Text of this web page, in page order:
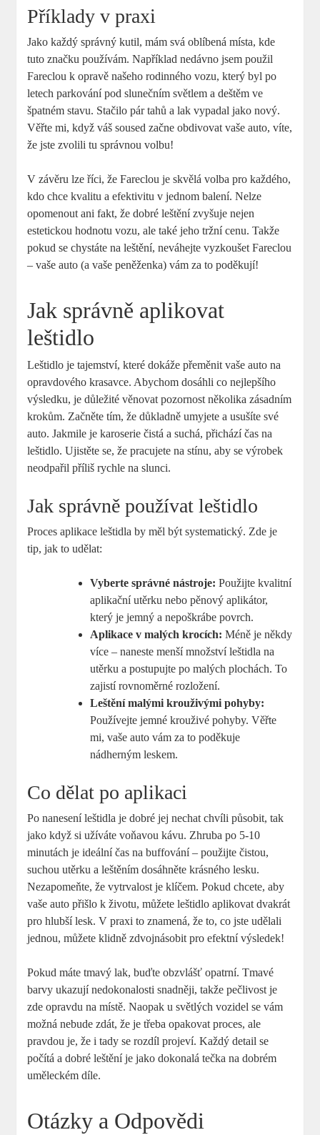
Příklady v praxi
Jako každý správný kutil, mám svá oblíbená místa, kde
tuto značku používám. Například nedávno jsem použil
Fareclou k opravě našeho rodinného vozu, který byl po
letech parkování pod slunečním světlem a deštěm ve
špatném stavu. Stačilo pár tahů a lak vypadal jako nový.
Věřte mi, když váš soused začne obdivovat vaše auto, víte,
že jste zvolili tu správnou volbu!
V závěru lze říci, že Fareclou je skvělá volba pro každého,
kdo chce kvalitu a efektivitu v jednom balení. Nelze
opomenout ani fakt, že dobré leštění zvyšuje nejen
estetickou hodnotu vozu, ale také jeho tržní cenu. Takže
pokud se chystáte na leštění, neváhejte vyzkoušet Fareclou
– vaše auto (a vaše peněženka) vám za to poděkují!
Jak správně aplikovat
leštidlo
Leštidlo je tajemství, které dokáže přeměnit vaše auto na
opravdového krasavce. Abychom dosáhli co nejlepšího
výsledku, je důležité věnovat pozornost několika zásadním
krokům. Začněte tím, že důkladně umyjete a usušíte své
auto. Jakmile je karoserie čistá a suchá, přichází čas na
leštidlo. Ujistěte se, že pracujete na stínu, aby se výrobek
neodpařil příliš rychle na slunci.
Jak správně používat leštidlo
Proces aplikace leštidla by měl být systematický. Zde je
tip, jak to udělat:
Vyberte správné nástroje: Použijte kvalitní
aplikační utěrku nebo pěnový aplikátor,
který je jemný a nepoškrábe povrch.
Aplikace v malých krocích: Méně je někdy
více – naneste menší množství leštidla na
utěrku a postupujte po malých plochách. To
zajistí rovnoměrné rozložení.
Leštění malými krouživými pohyby:
Používejte jemné krouživé pohyby. Věřte
mi, vaše auto vám za to poděkuje
nádherným leskem.
Co dělat po aplikaci
Po nanesení leštidla je dobré jej nechat chvíli působit, tak
jako když si užíváte voňavou kávu. Zhruba po 5-10
minutách je ideální čas na buffování – použijte čistou,
suchou utěrku a leštěním dosáhněte krásného lesku.
Nezapomeňte, že vytrvalost je klíčem. Pokud chcete, aby
vaše auto přišlo k životu, můžete leštidlo aplikovat dvakrát
pro hlubší lesk. V praxi to znamená, že to, co jste udělali
jednou, můžete klidně zdvojnásobit pro efektní výsledek!
Pokud máte tmavý lak, buďte obzvlášť opatrní. Tmavé
barvy ukazují nedokonalosti snadněji, takže pečlivost je
zde opravdu na místě. Naopak u světlých vozidel se vám
možná nebude zdát, že je třeba opakovat proces, ale
pravdou je, že i tady se rozdíl projeví. Každý detail se
počítá a dobré leštění je jako dokonalá tečka na dobrém
uměleckém díle.
Otázky a Odpovědi